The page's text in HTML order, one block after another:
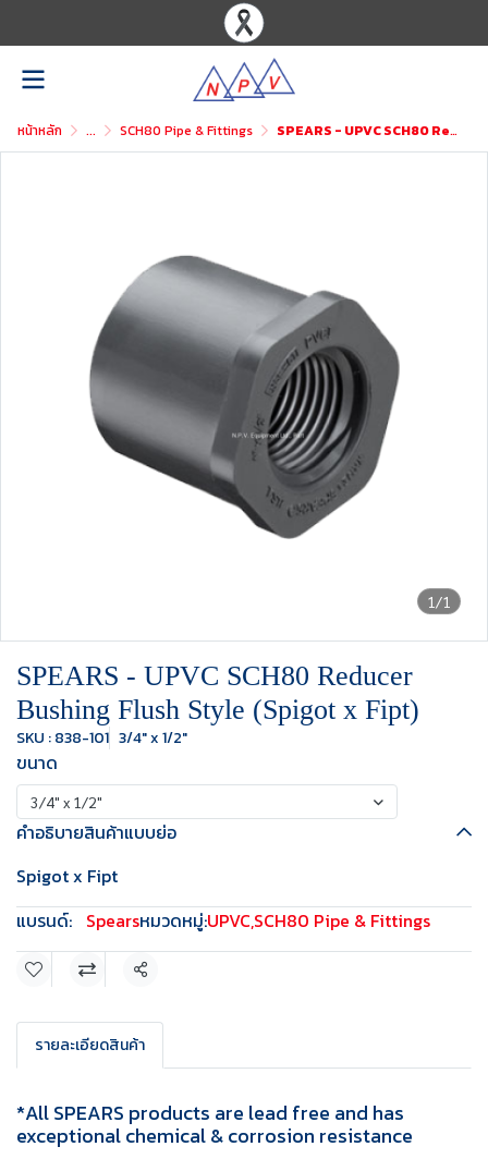
หน้าหลัก ... SCH80 Pipe & Fittings SPEARS - UPVC SCH80 Reducer Bushing Flush Style (Spigot x Fipt)
1/1
SPEARS - UPVC SCH80 Reducer
Bushing Flush Style (Spigot x Fipt)
SKU : 838-101 3/4" x 1/2"
ขนาด
3/4" x 1/2"
คำอธิบายสินค้าแบบย่อ
Spigot x Fipt
แบรนด์: Spearsหมวดหมู่:UPVC,SCH80 Pipe & Fittings
แชร์
รายละเอียดสินค้า
*All SPEARS products are lead free and has
exceptional chemical & corrosion resistance